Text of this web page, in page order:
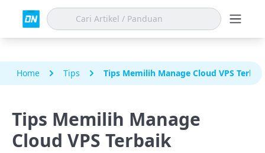
Home Tips Tips Memilih Manage Cloud VPS
Tips Memilih Manage
Cloud VPS Terbaik